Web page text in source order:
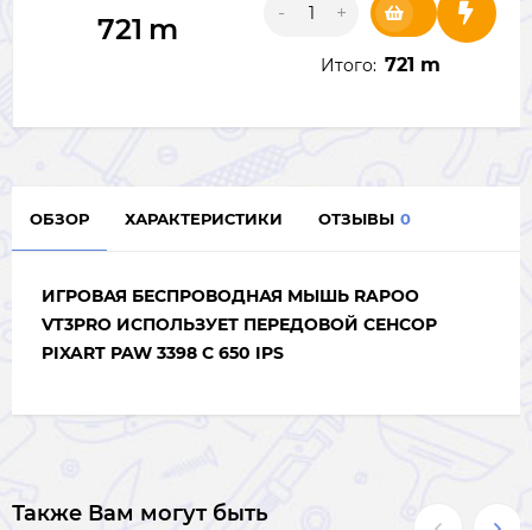
721 m - +
Итого: 721 m
ОБЗОР ХАРАКТЕРИСТИКИ ОТЗЫВЫ 0
ИГРОВАЯ БЕСПРОВОДНАЯ МЫШЬ RAPOO
VT3PRO ИСПОЛЬЗУЕТ ПЕРЕДОВОЙ СЕНСОР
PIXART PAW 3398 С 650 IPS
Также Вам могут быть